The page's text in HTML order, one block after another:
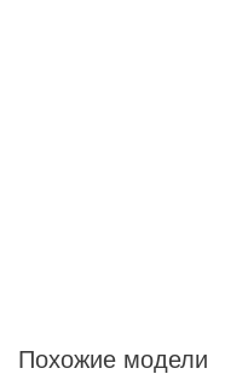
Похожие модели